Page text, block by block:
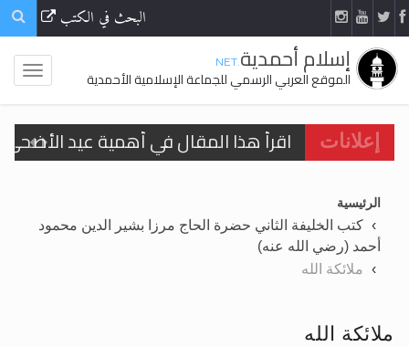
البحث في الكتب
إسلام أحمدية.NET
الموقع العربي الرسمي للجماعة الإسلامية الأحمدية
إعلانات
اقرأ هذا المقال في أهمية عيد
تعميم هامّ لأفراد الجماعة >> المزيد
تعميم هامّ لأفراد الجماعة >> المزيد
الرئيسية
كتب الخليفة الثاني حضرة الحاج مرزا بشير الدين محمود
أحمد (رضي الله عنه)
ملائكة الله
ملائكة الله